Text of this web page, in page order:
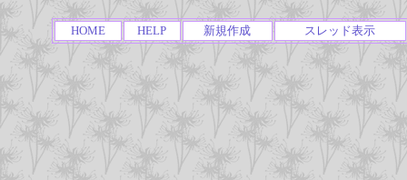
HOME HELP 新規作成 スレッド表示